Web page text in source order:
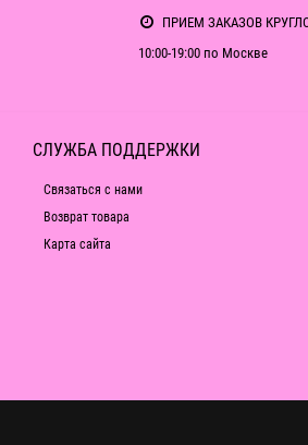
ПРИЕМ ЗАКАЗОВ
10:00-19:00 по Москве
СЛУЖБА ПОДДЕРЖКИ
Связаться с нами
Возврат товара
Карта сайта